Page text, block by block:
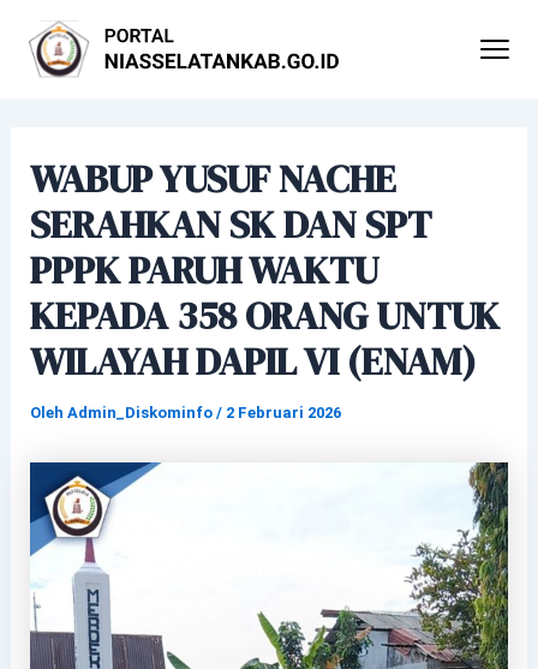
konten
WABUP YUSUF NACHE
SERAHKAN SK DAN SPT
PPPK PARUH WAKTU
KEPADA 358 ORANG UNTUK
WILAYAH DAPIL VI (ENAM)
Oleh Admin_Diskominfo / 2 Februari 2026
navigation